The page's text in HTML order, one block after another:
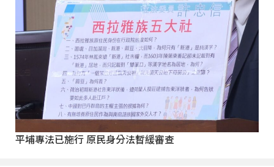
平埔專法已施行 原民身分法暫緩審查